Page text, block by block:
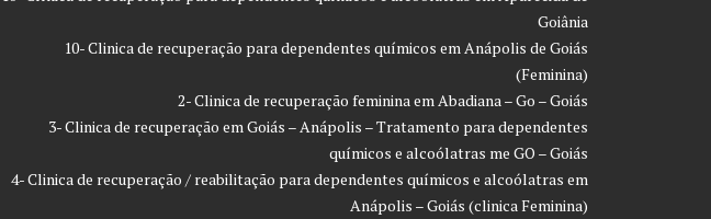
Goiânia
10- Clinica de recuperação para dependentes químicos em Anápolis de Goiás
(Feminina)
2- Clinica de recuperação feminina em Abadiana – Go – Goiás
3- Clinica de recuperação em Goiás – Anápolis – Tratamento para dependentes
químicos e alcoólatras me GO – Goiás
4- Clinica de recuperação / reabilitação para dependentes químicos e alcoólatras em
Anápolis – Goiás (clinica Feminina)